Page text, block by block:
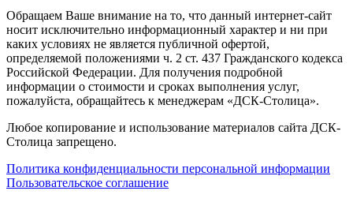
Обращаем Ваше внимание на то, что данный интернет-сайт
носит исключительно информационный характер и ни при
каких условиях не является публичной офертой,
определяемой положениями ч. 2 ст. 437 Гражданского кодекса
Российской Федерации. Для получения подробной
информации о стоимости и сроках выполнения услуг,
пожалуйста, обращайтесь к менеджерам «ДСК-Столица».
Любое копирование и использование материалов сайта ДСК-
Столица запрещено.
Политика конфиденциальности персональной информации
Пользовательское соглашение